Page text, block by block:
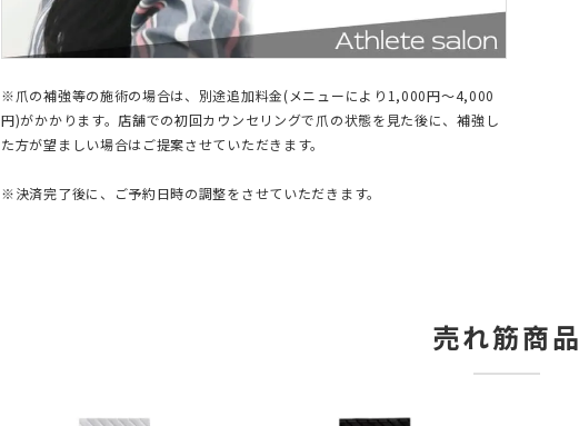
※爪の補強等の施術の場合は、別途追加料金(メニューにより1,000円〜4,000
円)がかかります。店舗での初回カウンセリングで爪の状態を見た後に、補強し
た方が望ましい場合はご提案させていただきます。
※決済完了後に、ご予約日時の調整をさせていただきます。
売れ筋商品